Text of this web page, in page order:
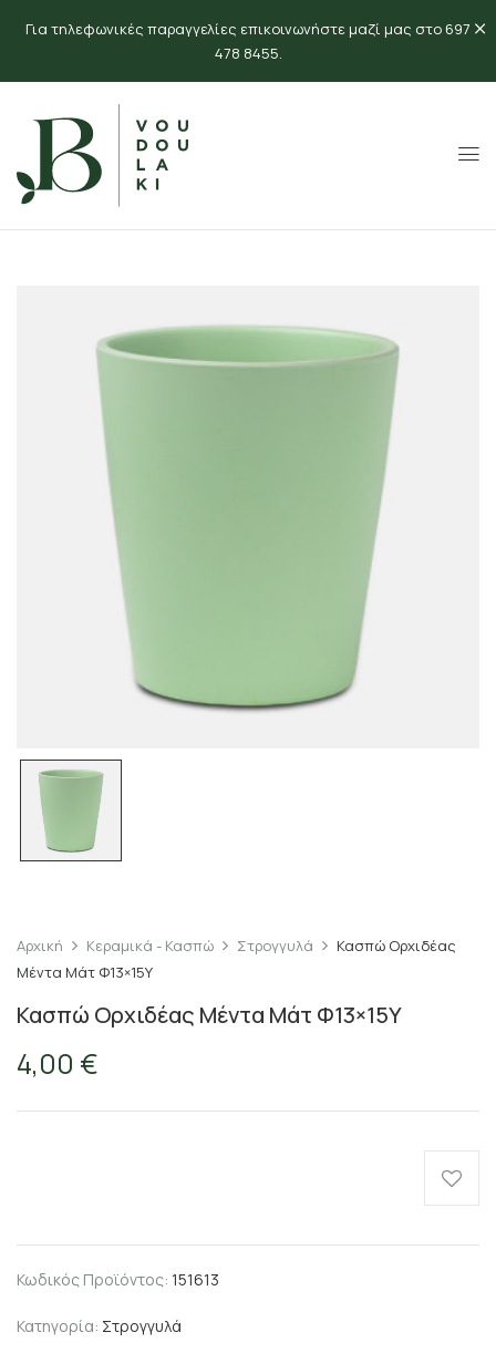
Για τηλεφωνικές παραγγελίες επικοινωνήστε μαζί μας στο 697
478 8455.
Αρχική Κεραμικά - Κασπώ Στρογγυλά
Κασπώ Ορχιδέας
Μέντα Μάτ Φ13×15Υ
Κασπώ Ορχιδέας Μέντα Μάτ Φ13×15Υ
4,00 €
Κωδικός Προϊόντος: 151613
Κατηγορία: Στρογγυλά